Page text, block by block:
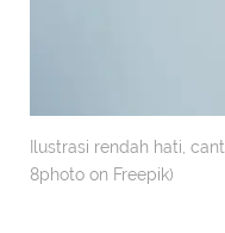
Ilustrasi rendah hati,
8photo on Freepik)